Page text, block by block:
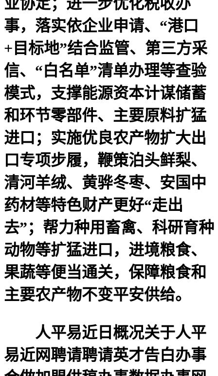
事，落实依企业申请、“港口
+目标地”结合监管、第三方采
信、“白名单”清单办理等查验
模式，支撑能源资本计谋储蓄
和环节零部件、主要原料扩猛
进口；实施优良农产物扩大出
口专项步履，鞭策泊头鲜梨、
清河羊绒、黄骅冬枣、安国中
药材等特色财产更好“走出
去”；帮力种用畜禽、科研育种
动物等扩猛进口，进境粮食、
果蔬等便当通关，保障粮食和
主要农产物不变平安供给。
人平易近日概况关于人平
易近网聘请聘请英才告白办事